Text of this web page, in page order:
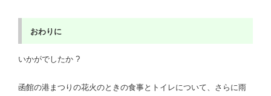
おわりに
いかがでしたか ?
函館の港まつりの花火のときの食事とトイレについて、さらに雨